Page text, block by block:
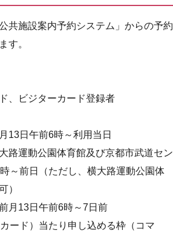
共施設案内予約システム」からの予約
す。
、ビジターカード登録者
日午前6時～利用当日
運動公園体育館及び京都市武道セン
～前日（ただし、横大路運動公園体
）
月13日午前6時～7日前
ード）当たり申し込める枠（コマ